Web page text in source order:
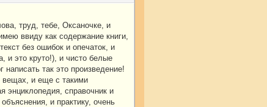
труд, тебе, Оксаночке, и
ввиду как содержание книги,
без ошибок и опечаток, и
и это круто!), и чисто белые
так это произведение!
вещах, и еще с такими
энциклопедия, справочник и
и практику, очень